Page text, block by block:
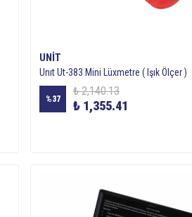
UNIT
Unıt Ut-383 Mini Lüxmetre ( Işık Ölçer )
%37
₺ 2,140.13
₺ 1,355.41